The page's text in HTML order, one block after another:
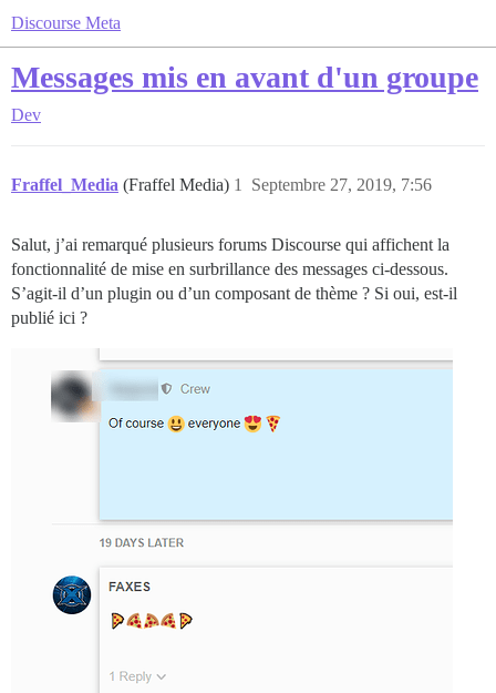
Discourse Meta
Messages mis en avant d'un groupe
Dev
Fraffel_Media (Fraffel Media) Septembre 27, 2019, 7:56
1
Salut, j’ai remarqué plusieurs forums Discourse qui affichent la
fonctionnalité de mise en surbrillance des messages ci-dessous.
S’agit-il d’un plugin ou d’un composant de thème ? Si oui, est-il
publié ici ?